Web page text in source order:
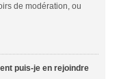
de modération, ou
puis-je en rejoindre